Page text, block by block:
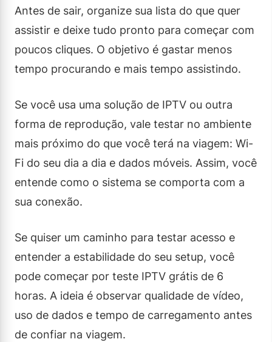
Antes de sair, organize sua lista do que quer
assistir e deixe tudo pronto para começar com
poucos cliques. O objetivo é gastar menos
tempo procurando e mais tempo assistindo.
Se você usa uma solução de IPTV ou outra
forma de reprodução, vale testar no ambiente
mais próximo do que você terá na viagem: Wi-
Fi do seu dia a dia e dados móveis. Assim, você
entende como o sistema se comporta com a
sua conexão.
Se quiser um caminho para testar acesso e
entender a estabilidade do seu setup, você
pode começar por teste IPTV grátis de 6
horas. A ideia é observar qualidade de vídeo,
uso de dados e tempo de carregamento antes
de confiar na viagem.